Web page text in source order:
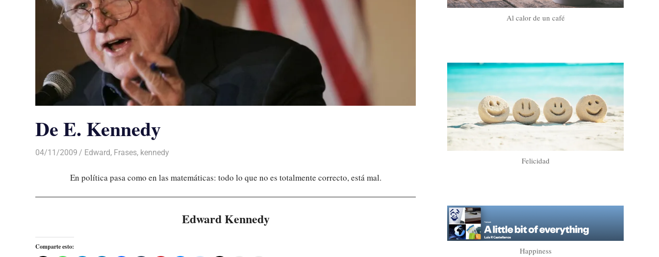
De E. Kennedy
04/11/2009 De todo un Poco
Edward, Frases, kennedy
En política pasa como en las matemáticas: todo lo que no es totalmente correcto, está mal.
Edward Kennedy
Comparte esto:
Al calor de un café
Felicidad
Happiness